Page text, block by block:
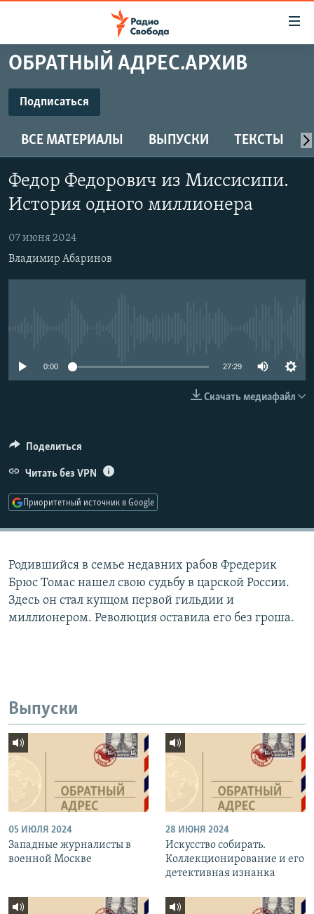
упрощенного
Вернуться
основному
содержанию
Вернутся
главной
Вернутся
поиску
ПОДКАСТЫ
МНЕНИЯ
КУЛЬТУРА
КАВКАЗ.РЕАЛИИ
СЕВЕР.РЕАЛИИ
ОБРАТНЫЙ АДРЕС.АРХИВ
Подписаться
CastBox
ВСЕ МАТЕРИАЛЫ ВЫПУСКИ ТЕКСТЫ
Федор Федорович из Миссисипи.
История одного миллионера
07 июня 2024
Владимир Абаринов
0:00 27:29
Скачать медиафайл
Поделиться
Читать без VPN
Приоритетный источник в Google
Родившийся в семье недавних рабов Фредерик
Брюс Томас нашел свою судьбу в царской России.
Здесь он стал купцом первой гильдии и
миллионером. Революция оставила его без гроша.
Выпуски
05 ИЮЛЯ 2024
Западные журналисты в
военной Москве
28 ИЮНЯ 2024
Искусство собирать.
Коллекционирование и его
детективная изнанка